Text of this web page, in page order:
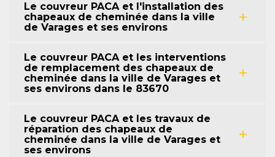
Le couvreur PACA et l'installation des
chapeaux de cheminée dans la ville
de Varages et ses environs
Le couvreur PACA et les interventions
de remplacement des chapeaux de
cheminée dans la ville de Varages et
ses environs dans le 83670
Le couvreur PACA et les travaux de
réparation des chapeaux de
cheminée dans la ville de Varages et
ses environs